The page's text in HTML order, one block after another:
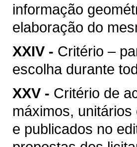
informação
elaboração do
XXIV - Critério –
escolha durante
XXV - Critério de
máximos,
e publicados no